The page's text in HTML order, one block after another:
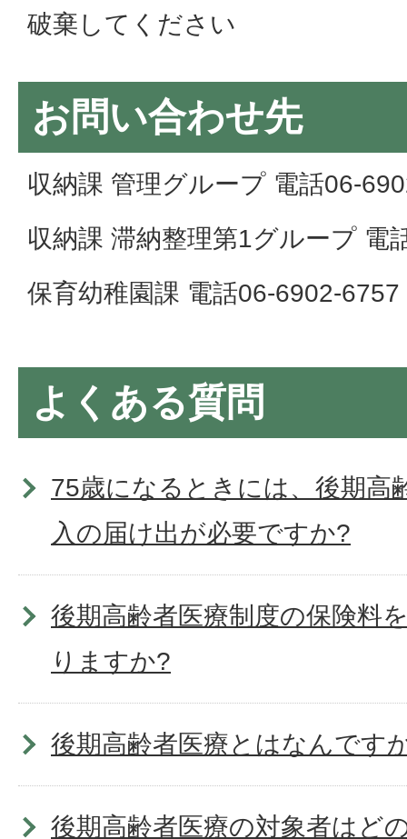
破棄してください
お問い合わせ先
収納課 管理グループ 電話06-
収納課 滞納整理第1グループ 電
保育幼稚園課 電話06-6902-6757
よくある質問
75歳になるときには、後期高
入の届け出が必要ですか?
後期高齢者医療制度の保険料
りますか?
後期高齢者医療とはなんです
後期高齢者医療の対象者はど